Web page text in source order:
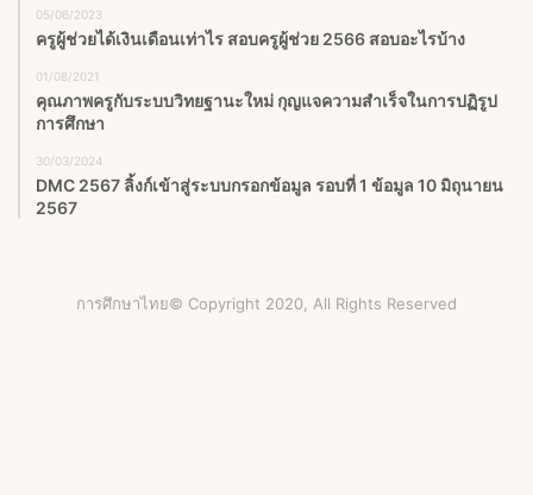
05/06/2023
ครูผู้ช่วยได้เงินเดือนเท่าไร สอบครูผู้ช่วย 2566 สอบอะไรบ้าง
01/08/2021
คุณภาพครูกับระบบวิทยฐานะใหม่ กุญแจความสำเร็จในการปฏิรูป
การศึกษา
30/03/2024
DMC 2567 ลิ้งก์เข้าสู่ระบบกรอกข้อมูล รอบที่ 1 ข้อมูล 10 มิถุนายน
2567
การศึกษาไทย© Copyright 2020, All Rights Reserved